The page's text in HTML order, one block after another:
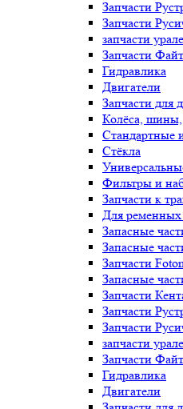
Запчасти
Запчасти
запчасти
Запчасти
Гидравлика
Двигатели
Запчасти для
Колёса, шины,
Стандартные
Стёкла
Фильтры и
Запчасти к
Для ременных
Запасные
Запасные
Запчасти
Запасные
Запчасти
Запчасти
Запчасти
запчасти
Запчасти
Гидравлика
Двигатели